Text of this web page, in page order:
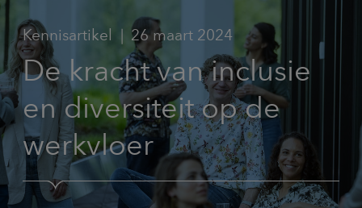
Kennisartikel 26 maart 2024
De kracht van inclusie
en diversiteit op de
werkvloer